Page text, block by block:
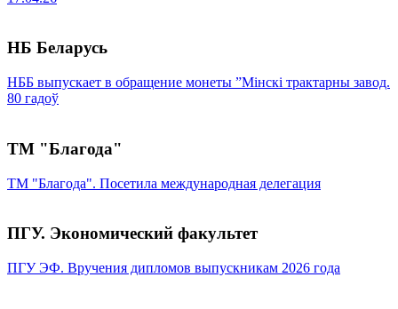
НБ Беларусь
НББ выпускает в обращение монеты ”Мінскі трактарны завод.
80 гадоў
ТМ "Благода"
ТМ "Благода". Посетила международная делегация
ПГУ. Экономический факультет
ПГУ ЭФ. Вручения дипломов выпускникам 2026 года